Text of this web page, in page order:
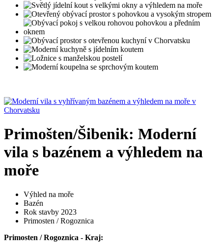
Primošten/Šibenik: Moderní
vila s bazénem a výhledem na
moře
Výhled na moře
Bazén
Rok stavby 2023
Primosten / Rogoznica
Primosten / Rogoznica - Kraj: